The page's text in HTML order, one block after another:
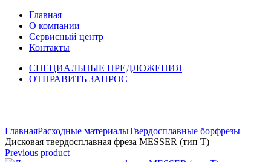
Главная
О компании
Сервисный центр
Контакты
СПЕЦИАЛЬНЫЕ ПРЕДЛОЖЕНИЯ
ОТПРАВИТЬ ЗАПРОС
ГлавнаяРасходные материалыТвердосплавные борфрезы
Дисковая твердосплавная фреза MESSER (тип Т)
Previous product